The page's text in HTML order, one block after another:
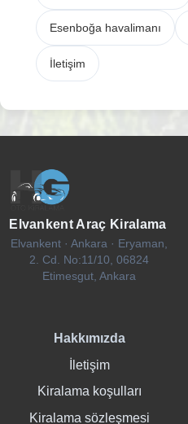
Esenboğa havalimanı
İletişim
Elvankent Araç Kiralama
Elvankent · Ankara · Eryaman,
2. Cd. No:11/10, 06824
Etimesgut, Ankara
Hakkımızda
İletişim
Kiralama koşulları
Kiralama sözleşmesi